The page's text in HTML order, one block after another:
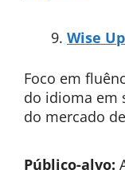
Wise Up
Foco em
do idioma em
do mercado
Público-alvo: